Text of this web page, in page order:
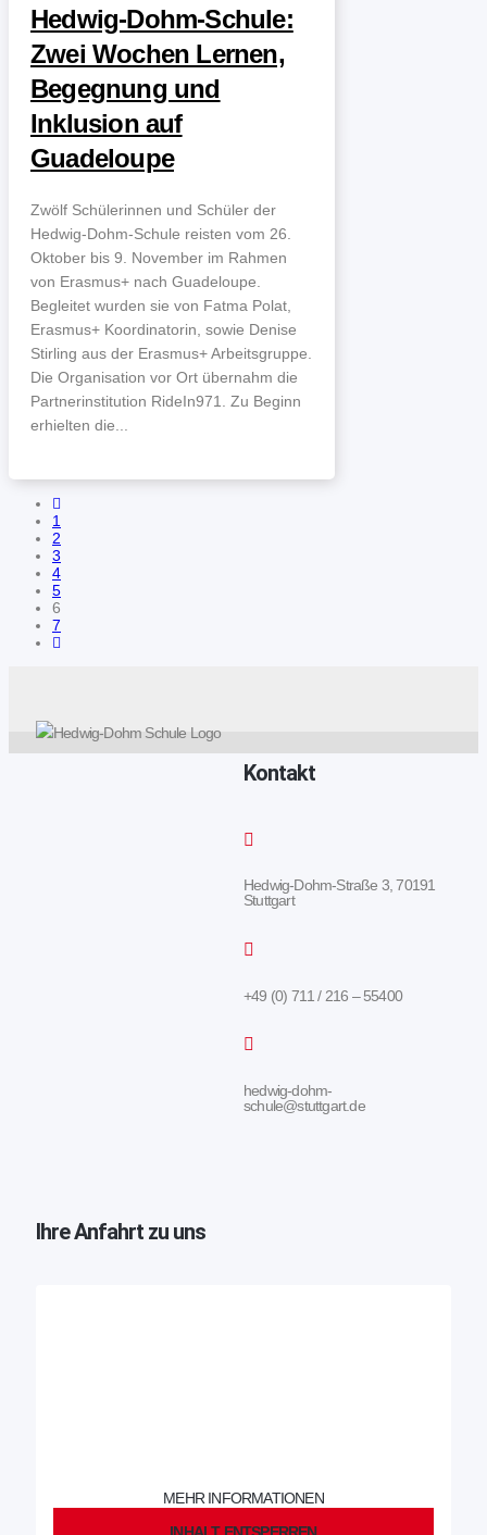
Hedwig-Dohm-Schule:
Zwei Wochen Lernen,
Begegnung und
Inklusion auf
Guadeloupe
Zwölf Schülerinnen und Schüler der
Hedwig-Dohm-Schule reisten vom 26.
Oktober bis 9. November im Rahmen
von Erasmus+ nach Guadeloupe.
Begleitet wurden sie von Fatma Polat,
Erasmus+ Koordinatorin, sowie Denise
Stirling aus der Erasmus+ Arbeitsgruppe.
Die Organisation vor Ort übernahm die
Partnerinstitution RideIn971. Zu Beginn
erhielten die...
1
2
3
4
5
6
7
Kontakt
Hedwig-Dohm-Straße 3, 70191
Stuttgart
+49 (0) 711 / 216 – 55400
hedwig-dohm-
schule@stuttgart.de
Ihre Anfahrt zu uns
MEHR INFORMATIONEN
INHALT ENTSPERREN